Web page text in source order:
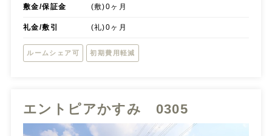
敷金/保証金 (敷)0ヶ月
礼金/敷引 (礼)0ヶ月
ルームシェア可 初期費用軽減
エントピアかすみ 0305